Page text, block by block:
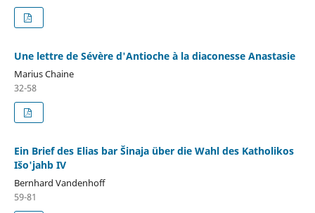
Une lettre de Sévère d'Antioche à la diaconesse Anastasie
Marius Chaine
32-58
Ein Brief des Elias bar Šinaja über die Wahl des Katholikos
Išo'jahb IV
Bernhard Vandenhoff
59-81